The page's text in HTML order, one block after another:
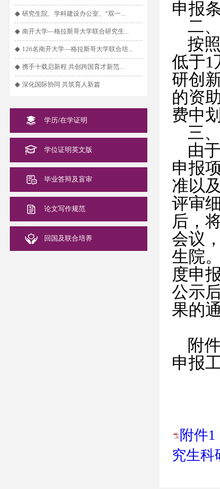
◆ 研究生院、学科建设办公室、“双一...
◆ 南开大学—格拉斯哥大学联合研究生...
◆ 126名南开大学—格拉斯哥大学联合培...
◆ 携手十载启新程 共创跨国育才新范...
◆ 深化国际协同 共筑育人新篇
学历/在学证明
学位证明英文版
毕业答辩及盲审
论文写作规范
回国及联合培养
申报
二
按
低于1
研创
的资
费中
三
由
申报
准以
评审
后，
会议
生院
度申
公示
果的
附
申报
附件
究生科